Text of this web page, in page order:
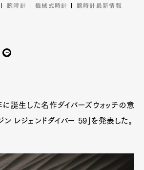
腕時計 機械式時計 腕時計最新情報
に誕生した名作ダイバーズウォッチの意
ン レジェンドダイバー 59」を発表した。